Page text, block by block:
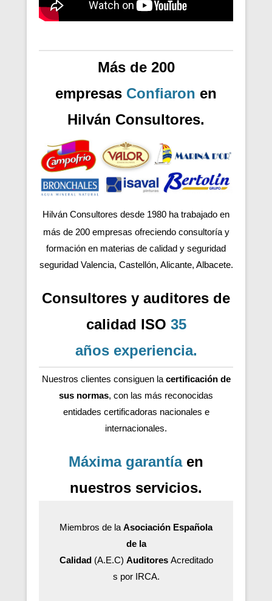
Más de 200
empresas Confiaron en
Hilván Consultores.
Hilván Consultores desde 1980 ha trabajado en
más de 200 empresas ofreciendo consultoría y
formación en materias de calidad y seguridad
seguridad Valencia, Castellón, Alicante, Albacete.
Consultores y auditores de
calidad ISO 35
años experiencia.
Nuestros clientes consiguen la certificación de
sus normas, con las más reconocidas
entidades certificadoras nacionales e
internacionales.
Máxima garantíaen
nuestros servicios.
Miembros de la Asociación Española
de la
Calidad(A.E.C) AuditoresAcreditado
s por IRCA.